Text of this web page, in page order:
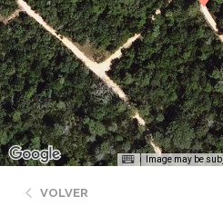
Image may be
VOLVER